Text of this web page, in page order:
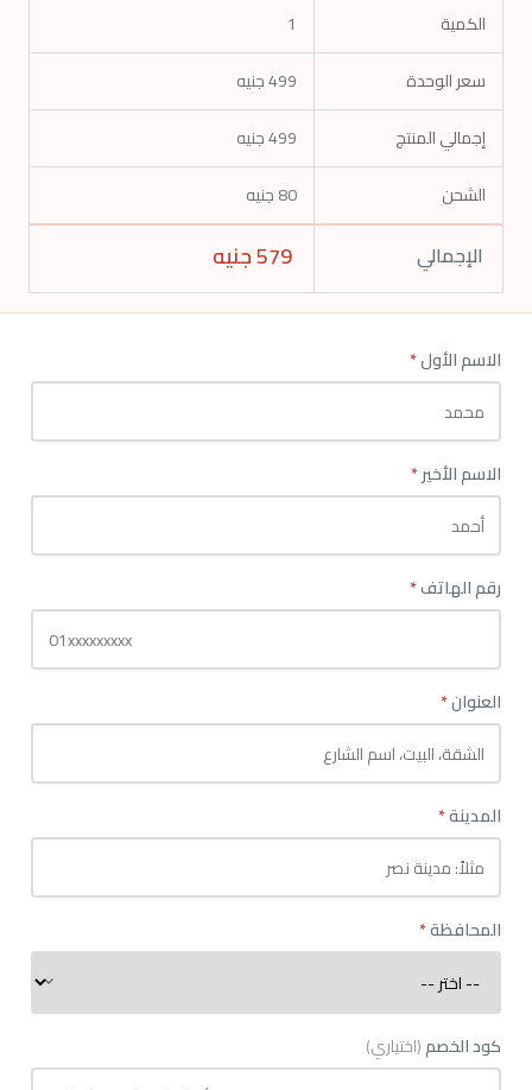
الكمية
1
سعر الوحدة
499جنيه
إجمالي المنتج
499جنيه
الشحن
80 جنيه
الإجمالي 579جنيه
الاسم الأول*
الاسم الأخير*
رقم الهاتف*
العنوان*
المدينة*
المحافظة*
كود الخصم(اختياري)